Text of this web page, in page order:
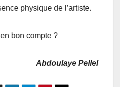
physique de l’artiste.
bon compte ?
Abdoulaye Pellel